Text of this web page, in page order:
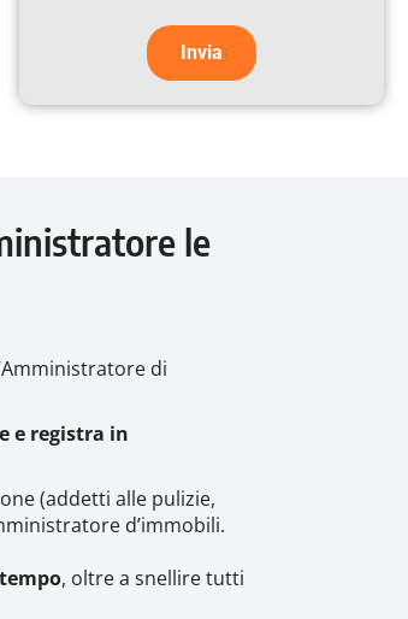
le
di
e registra in
(addetti alle pulizie,
d’immobili.
, oltre a snellire tutti